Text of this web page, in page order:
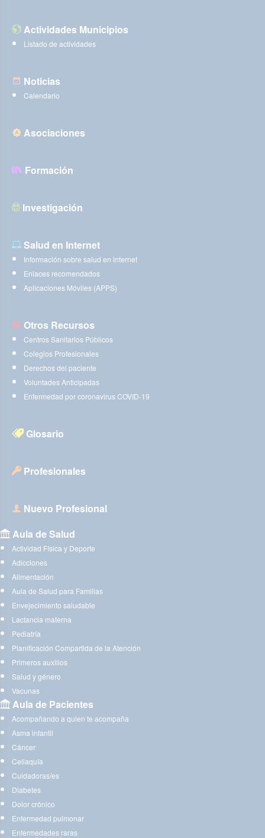
Actividades Municipios
Listado de actividades
Noticias
Calendario
Asociaciones
Formación
Investigación
Salud en Internet
Información sobre salud en internet
Enlaces recomendados
Aplicaciones Móviles (APPS)
Otros Recursos
Centros Sanitarios Públicos
Colegios Profesionales
Derechos del paciente
Voluntades Anticipadas
Enfermedad por coronavirus COVID-19
Glosario
Profesionales
Nuevo Profesional
Aula de Salud
Actividad Física y Deporte
Adicciones
Alimentación
Aula de Salud para Familias
Envejecimiento saludable
Lactancia materna
Pediatría
Planificación Compartida de la Atención
Primeros auxilios
Salud y género
Vacunas
Aula de Pacientes
Acompañando a quien te acompaña
Asma infantil
Cáncer
Celiaquía
Cuidadoras/es
Diabetes
Dolor crónico
Enfermedad pulmonar
Enfermedades raras